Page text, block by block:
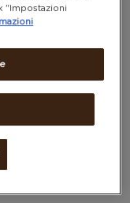
"Impostazioni